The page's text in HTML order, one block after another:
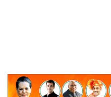
हेल्थ